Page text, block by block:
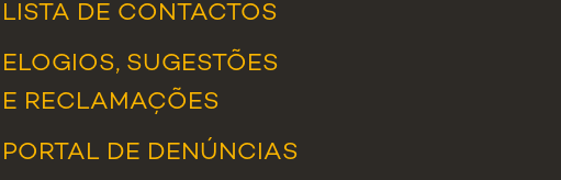
LISTA DE CONTACTOS
ELOGIOS, SUGESTÕES
E RECLAMAÇÕES
PORTAL DE DENÚNCIAS